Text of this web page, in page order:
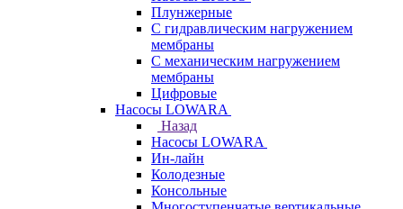
Плунжерные
С гидравлическим нагружением
мембраны
С механическим нагружением
мембраны
Цифровые
Насосы LOWARA
Назад
Насосы LOWARA
Ин-лайн
Колодезные
Консольные